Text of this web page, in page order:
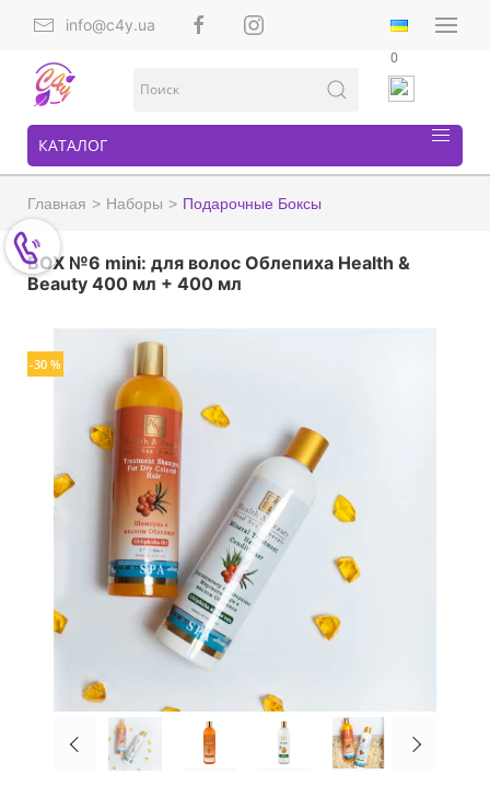
info@c4y.ua
0
КАТАЛОГ
Главная Наборы Подарочные Боксы
BOX №6 mini: для волос Облепиха Health &
Beauty 400 мл + 400 мл
-30 %